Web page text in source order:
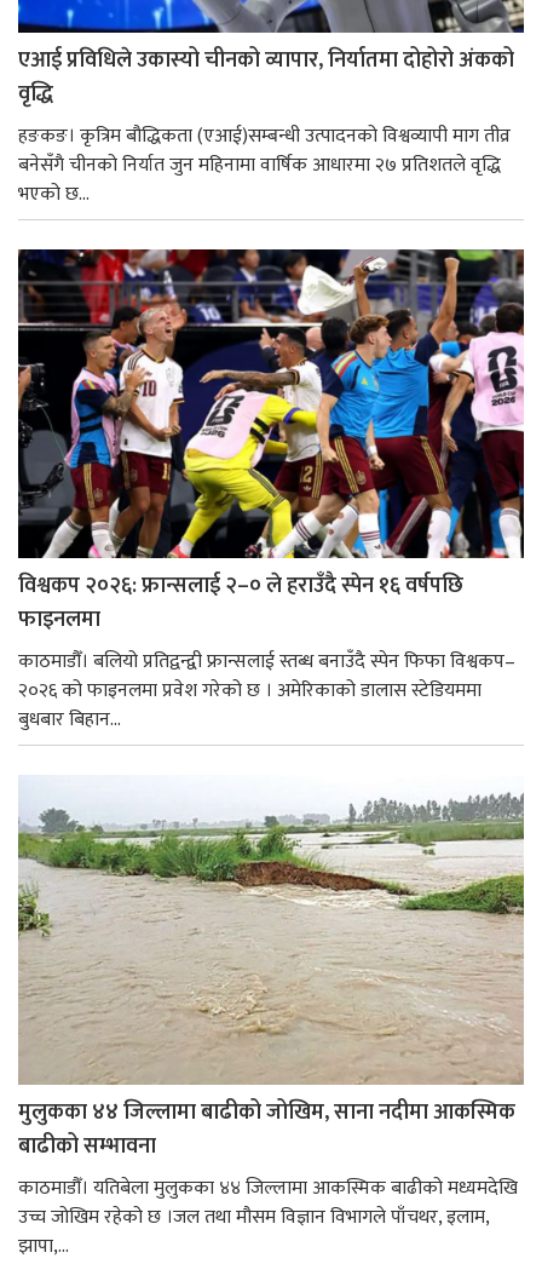
एआई प्रविधिले उकास्यो चीनको व्यापार, निर्यातमा दोहोरो अंकको
वृद्धि
हङकङ। कृत्रिम बौद्धिकता (एआई)सम्बन्धी उत्पादनको विश्वव्यापी माग तीव्र
बनेसँगै चीनको निर्यात जुन महिनामा वार्षिक आधारमा २७ प्रतिशतले वृद्धि
भएको छ...
विश्वकप २०२६: फ्रान्सलाई २–० ले हराउँदै स्पेन १६ वर्षपछि
फाइनलमा
काठमाडौँ। बलियो प्रतिद्वन्द्वी फ्रान्सलाई स्तब्ध बनाउँदै स्पेन फिफा विश्वकप–
२०२६ को फाइनलमा प्रवेश गरेको छ । अमेरिकाको डालास स्टेडियममा
बुधबार बिहान...
मुलुकका ४४ जिल्लामा बाढीको जोखिम, साना नदीमा आकस्मिक
बाढीको सम्भावना
काठमाडौँ। यतिबेला मुलुकका ४४ जिल्लामा आकस्मिक बाढीको मध्यमदेखि
उच्च जोखिम रहेको छ ।जल तथा मौसम विज्ञान विभागले पाँचथर, इलाम,
झापा,...